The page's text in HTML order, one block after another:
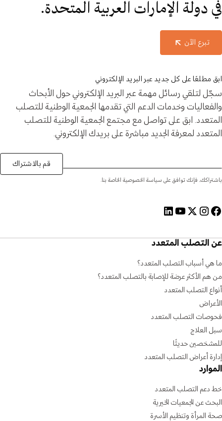
في دولة الإمارات العربية المتحدة.
تبرع الآن
ابق مطلعًا على كل جديد عبر البريد الإلكتروني
سجّل لتلقي رسائل مهمة عبر البريد الإلكتروني حول الأبحاث
والفعاليات وخدمات الدعم التي تقدمها الجمعية الوطنية للتصلب
المتعدد. ابق على تواصل مع مجتمع الجمعية الوطنية للتصلب
المتعدد لمعرفة الجديد مباشرة على بريدك الإلكتروني.
باشتراكك، فإنك توافق على سياسة الخصوصية الخاصة بنا.
قم بالاشتراك
عن التصلب المتعدد
ما هي أسباب التصلب المتعدد؟
من هم الأكثر عرضة للإصابة بالتصلب المتعدد؟
أنواع التصلب المتعدد
الأعراض
فحوصات التصلب المتعدد
سبل العلاج
للمشخصين حديثًا
إدارة أعراض التصلب المتعدد
الموارد
خط دعم التصلب المتعدد
البحث عن الجمعيات الخيرية
صحة المرأة وتنظيم الأسرة